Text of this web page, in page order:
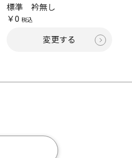
標準 衿無し
￥0 税込
変更する